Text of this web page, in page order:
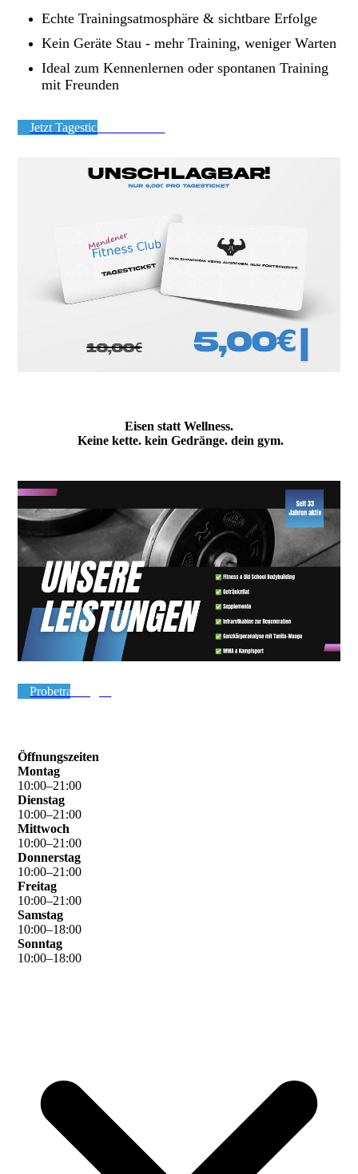
Echte Trainingsatmosphäre & sichtbare Erfolge
Kein Geräte Stau - mehr Training, weniger Warten
Ideal zum Kennenlernen oder spontanen Training
mit Freunden
Jetzt Tagesticket sichern ➔
Eisen statt Wellness.
Keine kette. kein Gedränge. dein gym.
Probetraining ➔
Öffnungszeiten
Montag
10:00–21 :00
Dienstag
10:00–21 :00
Mittwoch
10:00–21 :00
Donnerstag
10:00–21 :00
Freitag
10:00–21 :00
Samstag
10:00–18:00
Sonntag
10:00–18:00